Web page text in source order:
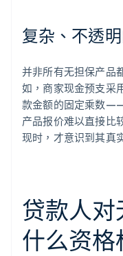
复杂、不透
并非所有无担保产品
如，商家现金预支采
款金额的固定乘数
产品报价难以直接比
现时，才意识到其真
贷款人对
什么资格